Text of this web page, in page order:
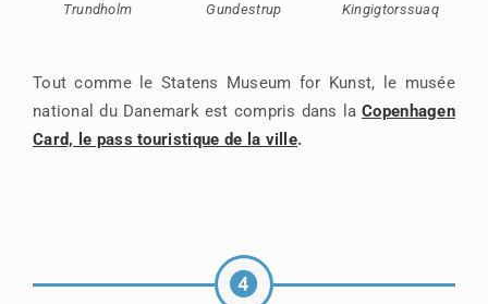
Trundholm
Gundestrup
Kingigtorssuaq
Tout comme le Statens Museum for Kunst, le musée
national du Danemark est compris dans la Copenhagen
Card, le pass touristique de la ville.